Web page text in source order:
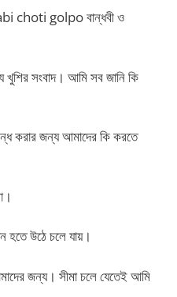
choti golpo বান্ধবী ও
সংবাদ। আমি সব জানি কি
করার জন্য আমাদের কি করতে
হতে উঠে চলে যায়।
জন্য। সীমা চলে যেতেই আমি